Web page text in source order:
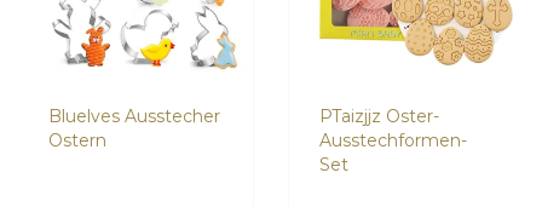
Bluelves Ausstecher
Ostern
PTaizjjz Oster-
Ausstechformen-
Set